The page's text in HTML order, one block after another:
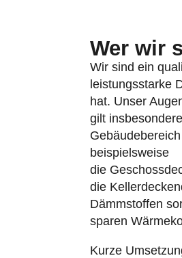
Wer wir
Wir sind ein
leistungsstarke
hat. Unser
gilt
beispielsweise
die
die
Dämmstoffen
sparen
Kurze